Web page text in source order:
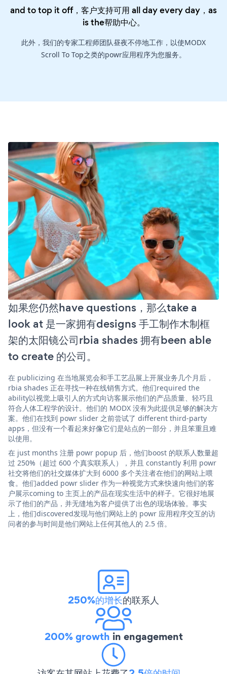
and to top it off，客户支持可用 all day every day，as
is the帮助中心。
此外，我们的专家工程师团队昼夜不停地工作，以使MODX
Scroll To Top之类的powr应用程序为您服务。
如果您仍然have questions，那么take a
look at 是一家拥有designs 手工制作木制框
架的太阳镜公司rbia shades 拥有been able
to create 的公司。
在 publicizing 在当地展览会和手工艺品展上开展业务几个月后，
rbia shades 正在寻找一种在线销售方式。他们required the
ability以视觉上吸引人的方式向访客展示他们的产品质量、轻巧且
符合人体工程学的设计。他们的 MODX 没有为此提供足够的解决方
案。他们在找到 powr slider 之前尝试了 different third-party
apps，但没有一个看起来好像它们是站点的一部分，并且笨重且难
以使用。
在 just months 注册 powr popup 后，他们boost 的联系人数量超
过 250%（超过 600 个真实联系人），并且 constantly 利用 powr
社交将他们的社交媒体扩大到 6000 多个关注者在他们的网站上喂
食。他们added powr slider 作为一种视觉方式来快速向他们的客
户展示coming to 主页上的产品在现实生活中的样子。它很好地展
示了他们的产品，并无缝地为客户提供了出色的现场体验。事实
上，他们discovered发现与他们网站上的 powr 应用程序交互的访
问者的参与时间是他们网站上任何其他人的 2.5 倍。
250%的增长的联系人
200% growth in engagement